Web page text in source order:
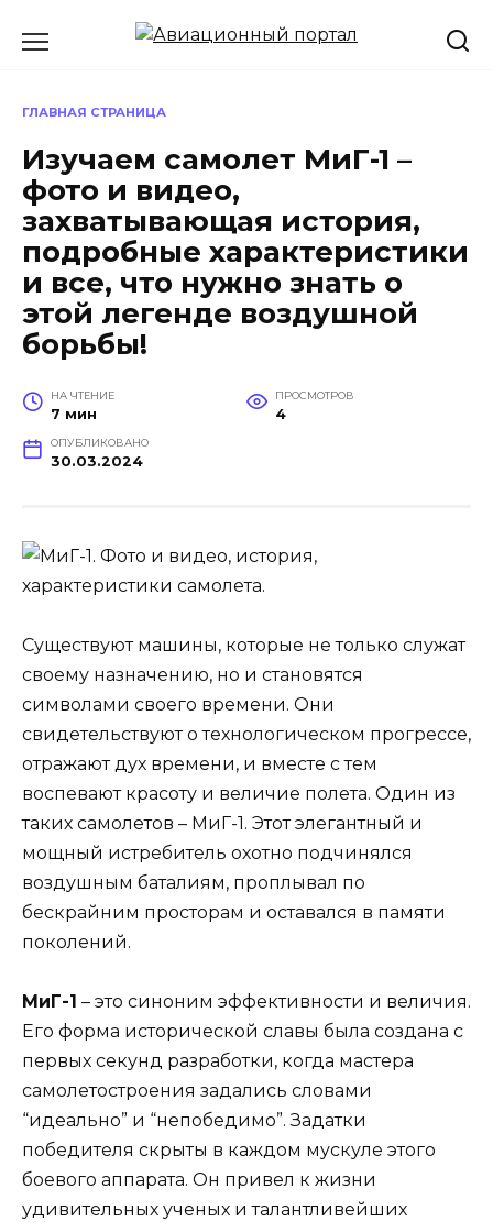
ГЛАВНАЯ СТРАНИЦА
Изучаем самолет МиГ-1 –
фото и видео,
захватывающая история,
подробные характеристики
и все, что нужно знать о
этой легенде воздушной
борьбы!
НА ЧТЕНИЕ
7 мин
ПРОСМОТРОВ
4
ОПУБЛИКОВАНО
30.03.2024
Существуют машины, которые не только служат
своему назначению, но и становятся
символами своего времени. Они
свидетельствуют о технологическом прогрессе,
отражают дух времени, и вместе с тем
воспевают красоту и величие полета. Один из
таких самолетов – МиГ-1. Этот элегантный и
мощный истребитель охотно подчинялся
воздушным баталиям, проплывал по
бескрайним просторам и оставался в памяти
поколений.
МиГ-1 – это синоним эффективности и величия.
Его форма исторической славы была создана с
первых секунд разработки, когда мастера
самолетостроения задались словами
“идеально” и “непобедимо”. Задатки
победителя скрыты в каждом мускуле этого
боевого аппарата. Он привел к жизни
удивительных ученых и талантливейших